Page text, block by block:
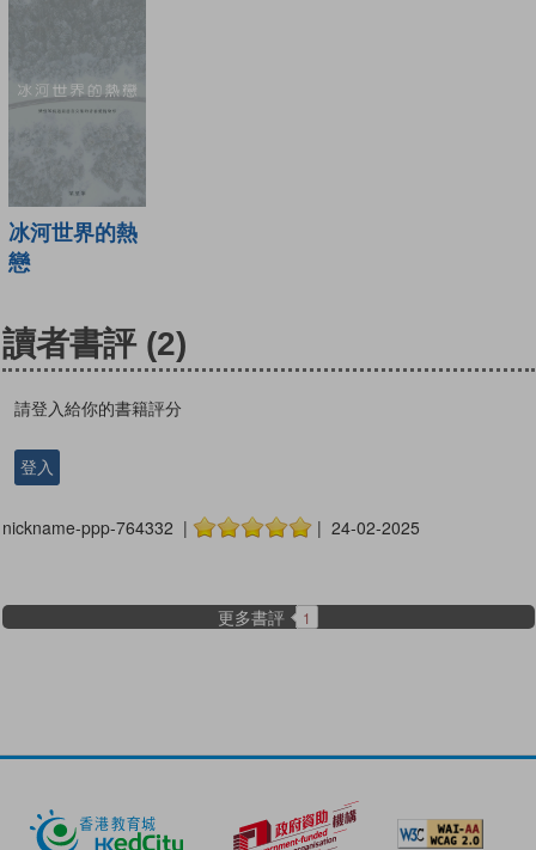
冰河世界的熱
戀
讀者書評 (2)
請登入給你的書籍評分
登入
nickname-ppp-764332 | | 24-02-2025
更多書評 1